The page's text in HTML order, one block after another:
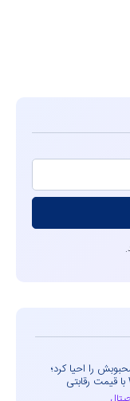
را احیا کرد؛